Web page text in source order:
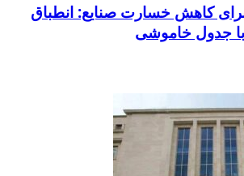
برای کاهش خسارت صنایع: انطباق
با جدول خاموشی